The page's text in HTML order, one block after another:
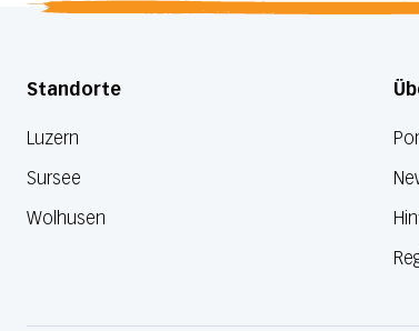
Standorte
Luzern
Sursee
Wolhusen